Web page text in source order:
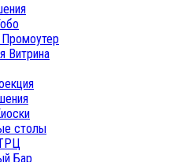
Промоутер
Витрина
столы
Бар